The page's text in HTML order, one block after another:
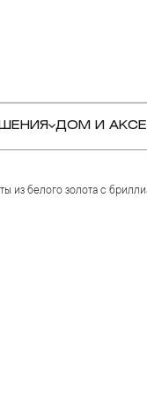
ДОМ И
из белого золота с